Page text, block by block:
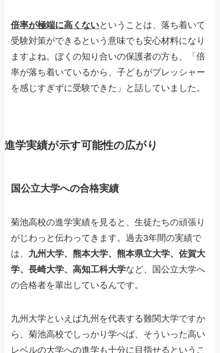
倍率が極端に高くないということは、落ち着いて
受験対策ができるという意味でも安心材料になり
ますよね。ぼくの知り合いの保護者の方も、「倍
率が落ち着いているから、子どもがプレッシャー
を感じすぎずに受験できた」と話していました。
進学実績が示す可能性の広がり
国公立大学への合格実績
菊池高校の進学実績を見ると、生徒たちの頑張り
がじわっと伝わってきます。過去3年間の実績で
は、 九州大学、熊本大学、熊本県立大学、佐賀大
学、長崎大学、高知工科大学など、国公立大学へ
の合格者を輩出しているんです。
九州大学といえば九州を代表する難関大学ですか
ら、菊池高校でしっかり学べば、そういった高い
レベルの大学への進学も十分に目指せるというこ